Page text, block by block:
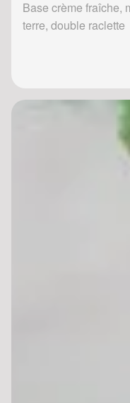
Base crème fraîche,
terre, double raclette